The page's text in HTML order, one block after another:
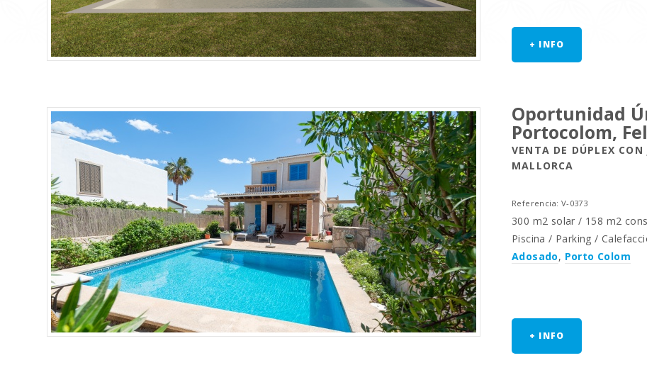
+ INFO
Oportunidad
Portocolom,
VENTA DE DÚPLEX
MALLORCA
Referencia: V-0373
300 m2 solar / 158 m2
Piscina / Parking /
Adosado, Porto Colom
+ INFO